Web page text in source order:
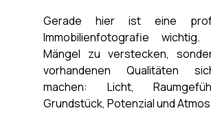
Gerade hier ist eine
Immobilienfotografie
Mängel zu verstecken,
vorhandenen Qualitäten
machen: Licht,
Grundstück, Potenzial und